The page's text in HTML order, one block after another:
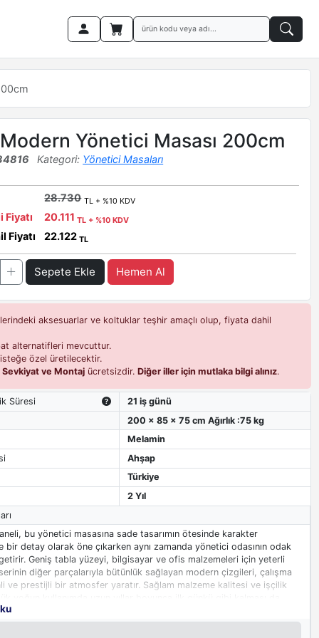
Yönetici Masası 200cm
Kategori: Yönetici Masaları
28.730 TL + %10 KDV
Fiyatı 20.111TL + %10 KDV
Fiyatı 22.122TL
Sepete Ekle Hemen Al
aksesuarlar ve koltuklar teşhir amaçlı olup, fiyata dahil
alternatifleri mevcuttur.
özel üretilecektir.
Sevkiyat ve Montaj ücretsizdir.Diğer iller için mutlaka bilgi alınız.
Süresi
21 iş günü
200 x 85 x 75 cm Ağırlık :75 kg
Melamin
Ahşap
Türkiye
2 Yıl
bu yönetici masasına sade tasarımın ötesinde karakter
bir detay olarak öne çıkarken aynı zamanda yönetici odasının odak
Geniş tabla yüzeyi, bilgisayar ve ofis malzemeleri için yeterli
diğer parçalarıyla bütünlük sağlayan modern çizgileri, çalışma
ve prestijli bir atmosfer yaratır. Sağlam malzeme kalitesi ve işçilik